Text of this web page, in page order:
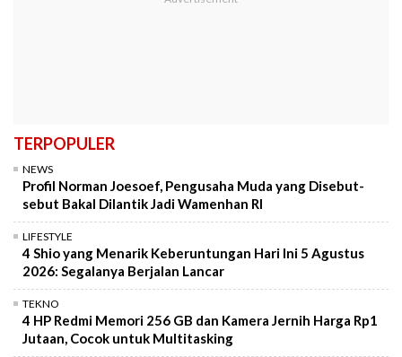
TERPOPULER
NEWS
Profil Norman Joesoef, Pengusaha Muda yang Disebut-
sebut Bakal Dilantik Jadi Wamenhan RI
LIFESTYLE
4 Shio yang Menarik Keberuntungan Hari Ini 5 Agustus
2026: Segalanya Berjalan Lancar
TEKNO
4 HP Redmi Memori 256 GB dan Kamera Jernih Harga Rp1
Jutaan, Cocok untuk Multitasking